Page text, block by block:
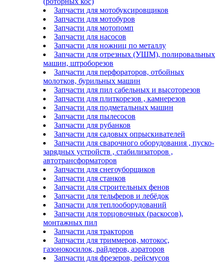
Запчасти для мотобуксировщиков
Запчасти для мотобуров
Запчасти для мотопомп
Запчасти для насосов
Запчасти для ножниц по металлу
Запчасти для отрезных (УШМ), полировальных
машин, штроборезов
Запчасти для перфораторов, отбойных
молотков, бурильных машин
Запчасти для пил сабельных и высоторезов
Запчасти для плиткорезов , камнерезов
Запчасти для подметальных машин
Запчасти для пылесосов
Запчасти для рубанков
Запчасти для садовых опрыскивателей
Запчасти для сварочного оборудования , пуско-
зарядных устройств , стабилизаторов ,
автотрансформаторов
Запчасти для снегоуборщиков
Запчасти для станков
Запчасти для строительных фенов
Запчасти для тельферов и лебёдок
Запчасти для теплооборудований
Запчасти для торцовочных (раскосов),
монтажных пил
Запчасти для тракторов
Запчасти для триммеров, мотокос,
газонокосилок, райдеров, аэраторов
Запчасти для фрезеров, рейсмусов